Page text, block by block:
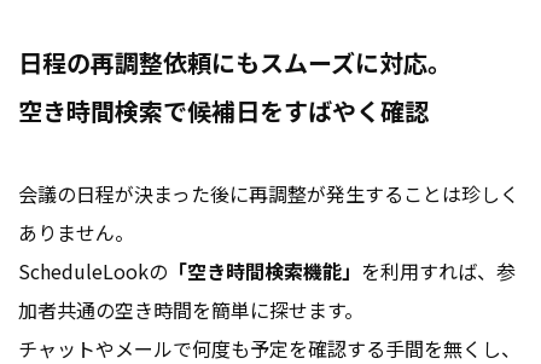
日程の再調整依頼にもスムーズに対応。
空き時間検索で候補日をすばやく確認
会議の日程が決まった後に再調整が発生することは珍しく
ありません。
ScheduleLookの 「空き時間検索機能」 を利用すれば、参
加者共通の空き時間を簡単に探せます。
チャットやメールで何度も予定を確認する手間を無くし、